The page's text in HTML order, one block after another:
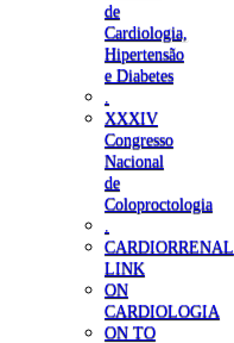
de
Cardiologia,
Hipertensão
e Diabetes
XXXIV
Congresso
Nacional
de
Coloproctologia
CARDIORRENAL
LINK
ON
CARDIOLOGIA
ON TO